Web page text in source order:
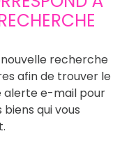
recherche
afin de trouver le
alerte e-mail pour
qui vous